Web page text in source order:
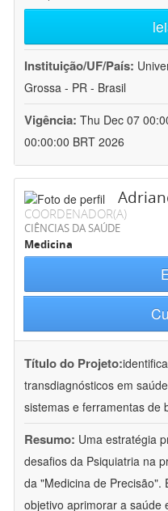
Instituição/UF/País:
Grossa - PR - Brasil
Vigência: Thu Dec 07
00:00:00 BRT 2026
COORDENADOR(A)
CIÊNCIAS DA SAÚDE
Medicina
Título do Projeto:
transdiagnósticos em
sistemas e ferramentas de
Resumo: Uma estratégia
desafios da Psiquiatria na
da "Medicina de Precisão".
objetivo aprimorar a saúde